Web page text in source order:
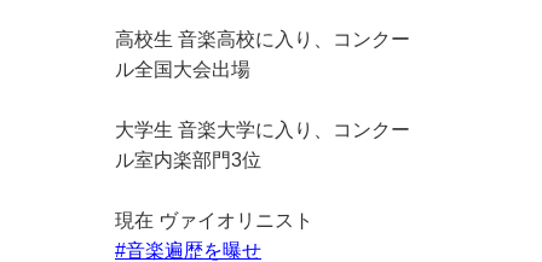
高校生 音楽高校に入り、コンクー
ル全国大会出場
大学生 音楽大学に入り、コンクー
ル室内楽部門3位
現在 ヴァイオリニスト
#音楽遍歴を曝せ